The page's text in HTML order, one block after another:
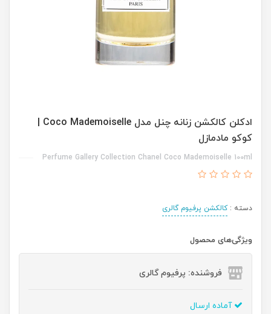
کوکو مادمازل
Perfume Gallery Collection Chanel Coco Mademoiselle 100ml
دسته :کالکشن پرفیوم گالری
ویژگی‌های محصول
فروشنده: پرفیوم گالری
آماده ارسال